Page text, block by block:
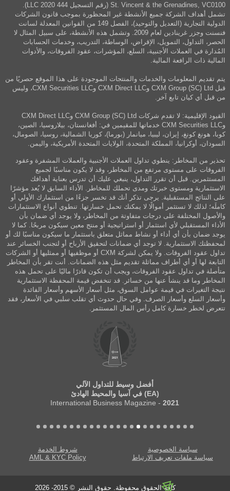
St. Vincent & the Grenadines, VC0100 (رقم التسجيل 444 LLC 2020).
تشمل أهداف الشركة جميع الأنشطة غير المحظورة بموجب قانون الشركات
الدولية التجارية (التعديل والتوحيد)، الفصل 149 من القوانين المعدلة لسانت
فنسنت وجزر غرينادين لعام 2009. وتشمل هذه الأنشطة، على سبيل المثال لا
الحصر، التداول، التمويل، الإقراض، الوساطة، التدريب، وخدمات الحسابات
المُدارة في العملات الأجنبية، السلع، المؤشرات، عقود الفروقات، والأدوات
المالية ذات الرافعة المالية.
يتم تقديم المعلومات والخدمات والمنتجات الموجودة على هذا الموقع حصريًا من
قبل CXM Group (SC) Ltd وCXM Direct LLC وCXM Securities LLC، وليس
من قبل أي كيان تابع آخر.
القيود الإقليمية: لا تقدم شركات CXM Group (SC) Ltd وCXM Direct LLC
وCXM Securities LLC خدماتها للمقيمين في: أفغانستان، بيلاروسيا، الصين،
كوبا، هونغ كونغ، إيران، ليبيا، ميانمار (بورما)، كوريا الشمالية، روسيا، الصومال،
السودان، أوكرانيا، المملكة المتحدة، الولايات المتحدة الأمريكية، واليمن.
تحذير من المخاطر: ينطوي تداول العملات الأجنبية والعملات المشفرة وعقود
الفروقات على مستوى مرتفع من المخاطر، وقد لا يكون مناسبًا لجميع
المستثمرين. قبل أن تقرر التداول، ينبغي عليك أن تدرس بعناية أهدافك
الاستثمارية ومستوى خبرتك ومدى تحملك للمخاطر. الأداء السابق لا يُعد مؤشرًا
على النتائج المستقبلية. يرجى تذكر أنك قد تخسر جزءًا من استثمارك الأولي أو
كاملَه؛ لذلك لا تستثمر أموالًا لا يمكنك تحمل خسارتها. تنطوي أنواع الاستثمارات
والأصول المختلفة على درجات متفاوتة من المخاطر، ولا يوجد أي ضمان بأن
الأداء المستقبلي لأي استثمار أو استراتيجية أو منتج معين سيكون مربحًا. كما لا
يوجد ضمان بأن أي أداء أو نشاط مماثل متعلق باستثمار ما سيكون مناسبًا لك أو
لمحفظتك الاستثمارية. لا توجد أي ضمانات لتحقيق الأرباح أو لتجنب الخسائر عند
تداول عقود الفروقات. ولا يمكن لشركة CXM أو موظفيها أو ممثليها أو الشركات
التابعة لها أو أي أطراف مماثلة تقديم مثل هذه الضمانات. أنت تقر بأن المخاطر
متأصلة في تداول عقود الفروقات، ويجب أن تكون قادرًا ماليًا على تحمل هذه
المخاطر وما قد ينشأ عنها من خسائر. قد تنخفض قيمة المحفظة الاستثمارية
نتيجة التغيرات في قيمة عوامل السوق، مثل أسعار الأسهم وأسعار الفائدة
وأسعار السلع وأسعار الصرف. وفي حال حدوث أي تقلب سلبي في الأسعار، فقد
تتعرض لخطر خسارة كامل رأس المال المستثمر.
أفضل وسيط للتداول الآلي
(EA) في آسيا والمحيط الهادئ
2021
- International Business Magazine
سياسة الخصوصية
شروط الخدمة
سياسة ملفات تعريف الارتباط
AML & KYC Policy
كافة الحقوق محفوظة. حقوق النشر © 2015- 2026